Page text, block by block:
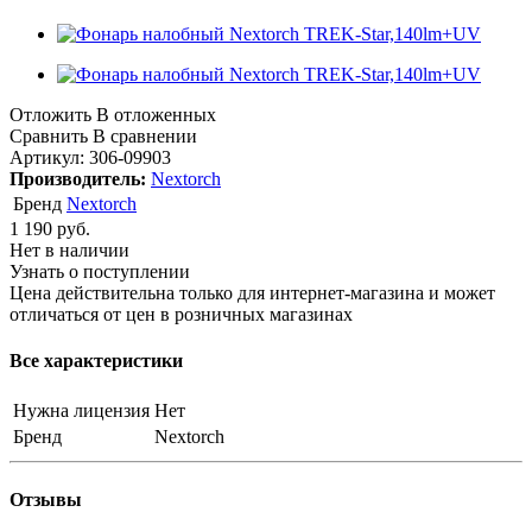
Отложить В отложенных
Сравнить В сравнении
Артикул: 306-09903
Производитель: Nextorch
Бренд Nextorch
1 190 руб.
Нет в наличии
Узнать о поступлении
Цена действительна только для интернет-магазина и может
отличаться от цен в розничных магазинах
Все характеристики
Нужна лицензия Нет
Бренд
Nextorch
Отзывы